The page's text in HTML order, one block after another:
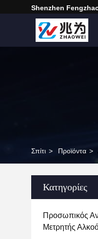
Shenzhen
Σπίτι > Προϊόντα >
Κατηγορίες
Προσωπικός
Μετρητής